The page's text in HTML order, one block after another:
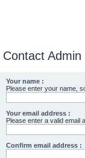
Contact Admin
Your name :
Please enter your name,
Your email address :
Please enter a valid email
Confirm email address :